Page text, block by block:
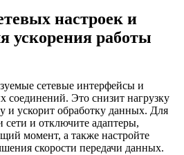
настроек и
ускорения работы
сетевые интерфейсы и
соединений. Это снизит нагрузку
и ускорит обработку данных. Для
сети и отключите адаптеры,
момент, а также настройте
скорости передачи данных.